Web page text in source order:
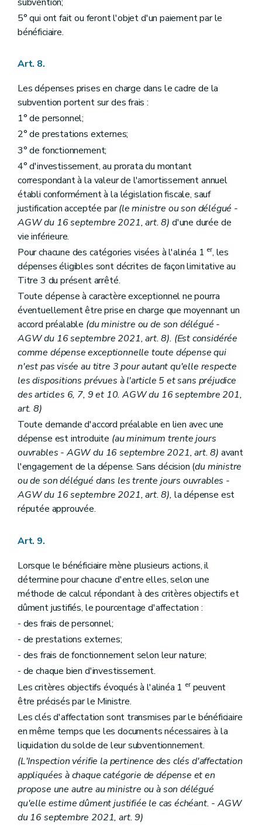
5° qui ont fait ou feront l'objet d'un paiement par le
bénéficiaire.
Art. 8.
Les dépenses prises en charge dans le cadre de la
subvention portent sur des frais :
1° de personnel;
2° de prestations externes;
3° de fonctionnement;
4° d'investissement, au prorata du montant
correspondant à la valeur de l'amortissement annuel
établi conformément à la législation fiscale, sauf
justification acceptée par(le ministre ou son délégué -
AGW du 16 septembre 2021, art. 8) d'une durée de
vie inférieure.
Pour chacune des catégories visées à l'alinéa 1 er, les
dépenses éligibles sont décrites de façon limitative au
Titre 3 du présent arrêté.
Toute dépense à caractère exceptionnel ne pourra
éventuellement être prise en charge que moyennant un
accord préalable (du ministre ou de son délégué -
AGW du 16 septembre 2021, art. 8). (Est considérée
comme dépense exceptionnelle toute dépense qui
n'est pas visée au titre 3 pour autant qu'elle respecte
les dispositions prévues à l'article 5 et sans préjudice
des articles 6, 7, 9 et 10. AGW du 16 septembre 201,
art. 8)
Toute demande d'accord préalable en lien avec une
dépense est introduite (au minimum trente jours
ouvrables - AGW du 16 septembre 2021, art. 8) avant
l'engagement de la dépense. Sans décision (du ministre
ou de son délégué dans les trente jours ouvrables -
AGW du 16 septembre 2021, art. 8), la dépense est
réputée approuvée.
Art. 9.
Lorsque le bénéficiaire mène plusieurs actions, il
détermine pour chacune d'entre elles, selon une
méthode de calcul répondant à des critères objectifs et
dûment justifiés, le pourcentage d'affectation :
- des frais de personnel;
- de prestations externes;
- des frais de fonctionnement selon leur nature;
- de chaque bien d'investissement.
Les critères objectifs évoqués à l'alinéa 1 erpeuvent
être précisés par le Ministre.
Les clés d'affectation sont transmises par le bénéficiaire
en même temps que les documents nécessaires à la
liquidation du solde de leur subventionnement.
(L'Inspection vérifie la pertinence des clés d'affectation
appliquées à chaque catégorie de dépense et en
propose une autre au ministre ou à son délégué
qu'elle estime dûment justifiée le cas échéant. - AGW
du 16 septembre 2021, art. 9)